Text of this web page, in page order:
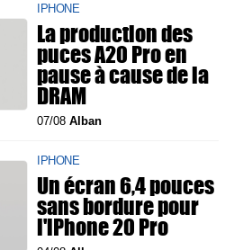
IPHONE
La production des
puces A20 Pro en
pause à cause de la
DRAM
07/08Alban
IPHONE
Un écran 6,4 pouces
sans bordure pour
l'iPhone 20 Pro